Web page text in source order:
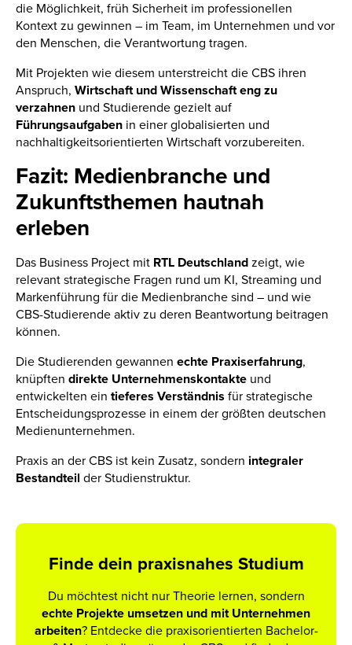
die Möglichkeit, früh Sicherheit im professionellen
Kontext zu gewinnen – im Team, im Unternehmen und vor
den Menschen, die Verantwortung tragen.
Mit Projekten wie diesem unterstreicht die CBS ihren
Anspruch, Wirtschaft und Wissenschaft eng zu
verzahnen und Studierende gezielt auf
Führungsaufgaben in einer globalisierten und
nachhaltigkeitsorientierten Wirtschaft vorzubereiten.
Fazit: Medienbranche und
Zukunftsthemen hautnah
erleben
Das Business Project mit RTL Deutschland zeigt, wie
relevant strategische Fragen rund um KI, Streaming und
Markenführung für die Medienbranche sind – und wie
CBS-Studierende aktiv zu deren Beantwortung beitragen
können.
Die Studierenden gewannen echte Praxiserfahrung,
knüpften direkte Unternehmenskontakte und
entwickelten ein tieferes Verständnis für strategische
Entscheidungsprozesse in einem der größten deutschen
Medienunternehmen.
Praxis an der CBS ist kein Zusatz, sondern integraler
Bestandteil der Studienstruktur.
Finde dein praxisnahes Studium
Du möchtest nicht nur Theorie lernen, sondern
echte Projekte umsetzen und mit Unternehmen
arbeiten? Entdecke die praxisorientierten Bachelor-